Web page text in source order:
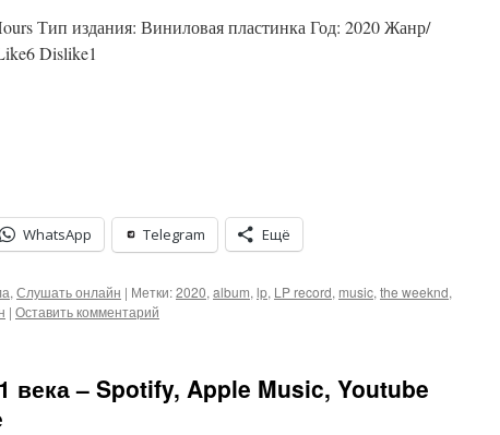
Тип издания: Виниловая пластинка Год: 2020 Жанр/
Dislike1
WhatsApp Telegram Ещё
, Слушать онлайн | Метки:2020, album, lp, LP record, music, the weeknd,
| Оставить комментарий
века – Spotify, Apple Music, Youtube